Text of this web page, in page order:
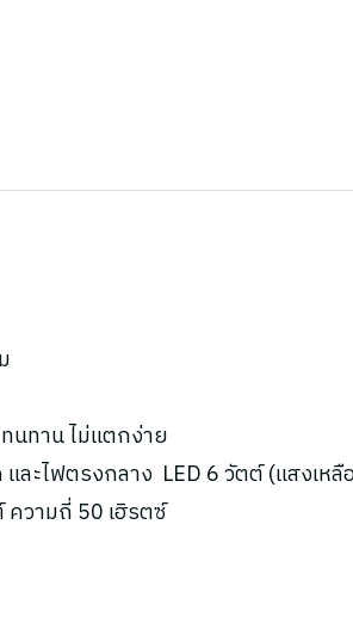
นทาน ไม่แตกง่าย
ละไฟตรงกลาง LED 6 วัตต์ (แสงเหลื
วามถี่ 50 เฮิรตซ์